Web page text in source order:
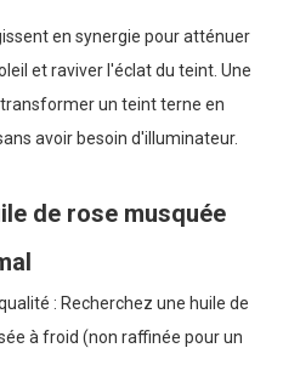
en synergie pour atténuer
et raviver l'éclat du teint. Une
un teint terne en
avoir besoin d'illuminateur.
de rose musquée
: Recherchez une huile de
à froid (non raffinée pour un